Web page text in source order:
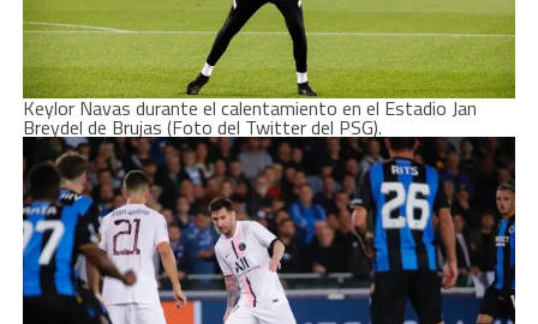
Keylor Navas durante el calentamiento en el Estadio Jan
Breydel de Brujas (Foto del Twitter del PSG).